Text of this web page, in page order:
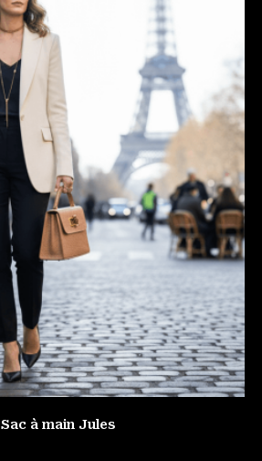
Sac à main Jules